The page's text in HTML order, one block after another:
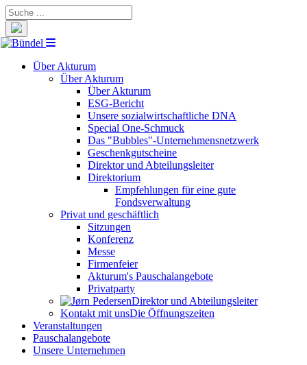
Suche
nach:
Über Akturum
Über Akturum
Über Akturum
ESG-Bericht
Unsere sozialwirtschaftliche DNA
Special One-Schmuck
Das "Bubbles"-Unternehmensnetzwerk
Geschenkgutscheine
Direktor und Abteilungsleiter
Direktorium
Empfehlungen für eine gute
Fondsverwaltung
Privat und geschäftlich
Sitzungen
Konferenz
Messe
Firmenfeier
Akturum's Pauschalangebote
Privatparty
Direktor und Abteilungsleiter
Kontakt mit unsDie Öffnungszeiten
Veranstaltungen
Pauschalangebote
Unsere Unternehmen